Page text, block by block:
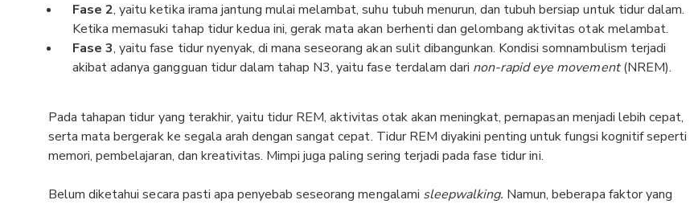
Fase 2, yaitu ketika irama jantung mulai melambat, suhu tubuh menurun, dan tubuh bersiap untuk tidur dalam.
Ketika memasuki tahap tidur kedua ini, gerak mata akan berhenti dan gelombang aktivitas otak melambat.
Fase 3, yaitu fase tidur nyenyak, di mana seseorang akan sulit dibangunkan. Kondisi somnambulism terjadi
akibat adanya gangguan tidur dalam tahap N3, yaitu fase terdalam dari non-rapid eye movement(NREM).
Pada tahapan tidur yang terakhir, yaitu tidur REM, aktivitas otak akan meningkat, pernapasan menjadi lebih cepat,
serta mata bergerak ke segala arah dengan sangat cepat. Tidur REM diyakini penting untuk fungsi kognitif seperti
memori, pembelajaran, dan kreativitas. Mimpi juga paling sering terjadi pada fase tidur ini.
Belum diketahui secara pasti apa penyebab seseorang mengalami sleepwalking. Namun, beberapa faktor yang